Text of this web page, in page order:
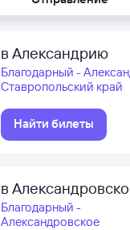
в Александрию
Благодарный -
Ставропольский край
Найти билеты
в
Благодарный -
Александровское